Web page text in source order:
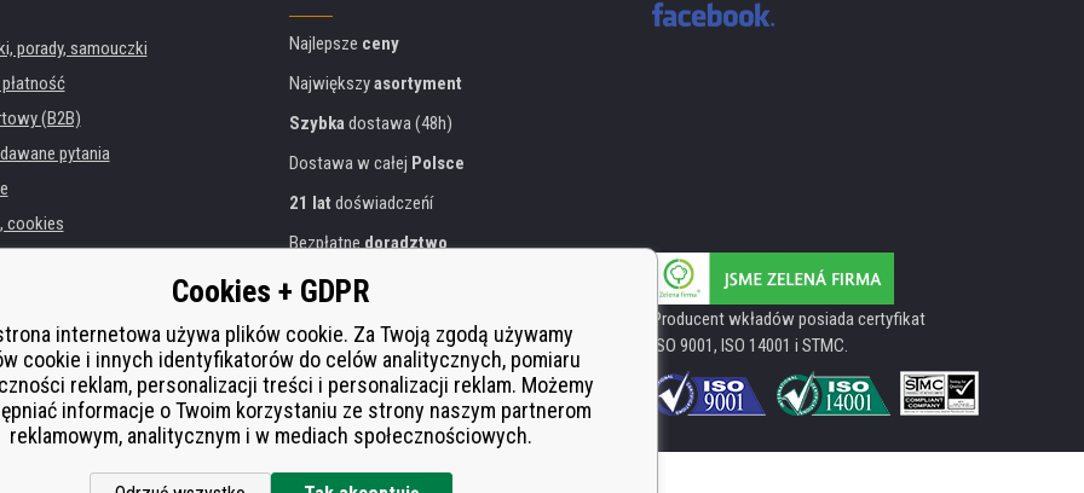
porady, samouczki
(B2B)
pytania
cookies
zastępcza
od smlouvy
Najlepsze ceny
Największyasortyment
Szybka dostawa (48h)
Dostawa w całej Polsce
21 lat doświadczeńí
Bezpłatne doradztwo
Przyjazne podejście
Złoty certyfikat
Heureka
Bezpiecznepłatności online
Producent wkładów posiada certyfikat
ISO 9001, ISO 14001 i STMC.
Cookies + GDPR
internetowa używa plików cookie. Za Twoją zgodą używamy
cookie i innych identyfikatorów do celów analitycznych, pomiaru
reklam, personalizacji treści i personalizacji reklam. Możemy
informacje o Twoim korzystaniu ze strony naszym partnerom
reklamowym, analitycznym i w mediach społecznościowych.